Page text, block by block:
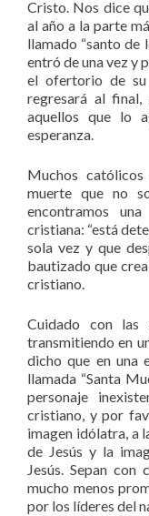
Cristo. Nos dice
al año a la parte
llamado “santo de
entró de una vez y
el ofertorio de su
regresará al final,
aquellos que lo
esperanza.
Muchos
muerte que no
encontramos
cristiana: “está
sola vez y que
bautizado que
cristiano.
Cuidado con las
transmitiendo en
dicho que en una
llamada “Santa
personaje
cristiano, y por
imagen idólatra, a
de Jesús y la
Jesús. Sepan
mucho menos
por los líderes del